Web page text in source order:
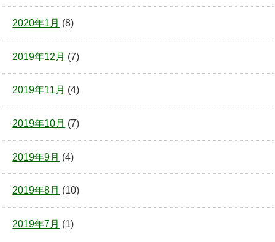
2020年1月 (8)
2019年12月 (7)
2019年11月 (4)
2019年10月 (7)
2019年9月 (4)
2019年8月 (10)
2019年7月 (1)